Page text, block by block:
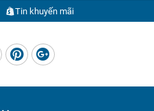
Tin khuyến mãi